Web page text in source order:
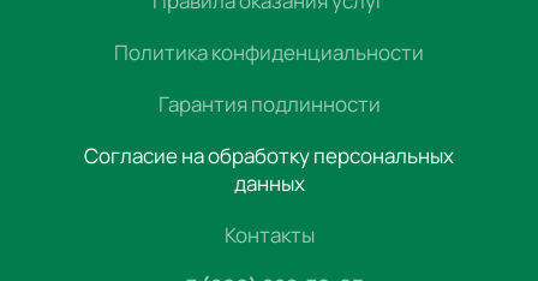
Политика конфиденциальности
Гарантия подлинности
Согласие на обработку персональных
данных
Контакты